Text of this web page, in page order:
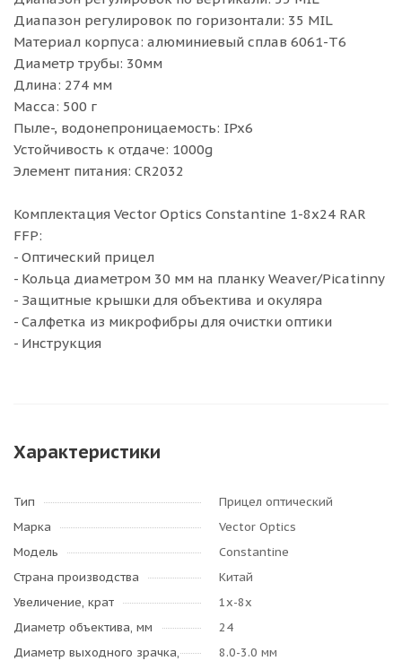
Диапазон регулировок по горизонтали: 35 MIL
Материал корпуса: алюминиевый сплав 6061-T6
Диаметр трубы: 30мм
Длина: 274 мм
Масса: 500 г
Пыле-, водонепроницаемость: IPx6
Устойчивость к отдаче: 1000g
Элемент питания: CR2032
Комплектация Vector Optics Constantine 1-8x24 RAR
FFP:
- Оптический прицел
- Кольца диаметром 30 мм на планку Weaver/Picatinny
- Защитные крышки для объектива и окуляра
- Салфетка из микрофибры для очистки оптики
- Инструкция
Характеристики
Тип
Прицел оптический
Марка
Vector Optics
Модель
Constantine
Страна производства
Китай
Увеличение, крат
1х-8х
Диаметр объектива, мм
24
Диаметр выходного зрачка,
8.0-3.0 мм